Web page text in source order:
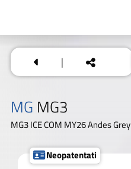
|
MG MG3
MG3 ICE COM MY26 Andes Grey
Neopatentati